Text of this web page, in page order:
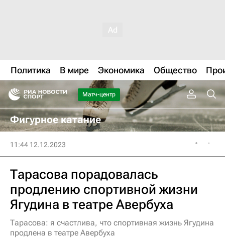
Политика В мире Экономика Общество
Матч-центр
Фигурное катание
11:44 12.12.2023
Тарасова порадовалась
продлению спортивной жизни
Ягудина в театре Авербуха
Тарасова: я счастлива, что спортивная жизнь Ягудина
продлена в театре Авербуха